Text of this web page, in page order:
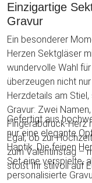
Einzigartige
Gravur
Ein besonderer
Herzen Sektgläser
wundervolle Wahl
überzeugen nicht
Herzdetails am
Gravur: Zwei
Fingerabdruck-Herz
Egal, ob zur
zum Valentinstag –
stoßt Ihr stilvoll auf
Gefertigt aus
nur eine elegante
Haptik. Die feinen
Set eine verspielte,
personalisierte